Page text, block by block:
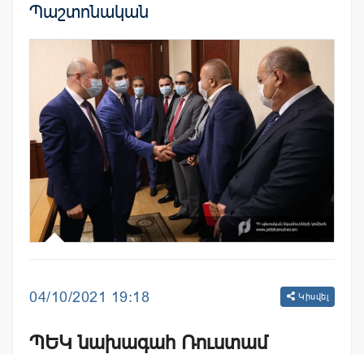
Պաշտոնական
04/10/2021 19:18 Կիսվել
ՊԵԿ նախագահ Ռուստամ